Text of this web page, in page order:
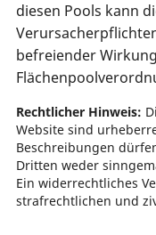
diesen Pools kann
befreiender
Rechtlicher Hinweis:
Website sind
Beschreibungen
Dritten weder
Ein widerrechtliches
strafrechtlichen und